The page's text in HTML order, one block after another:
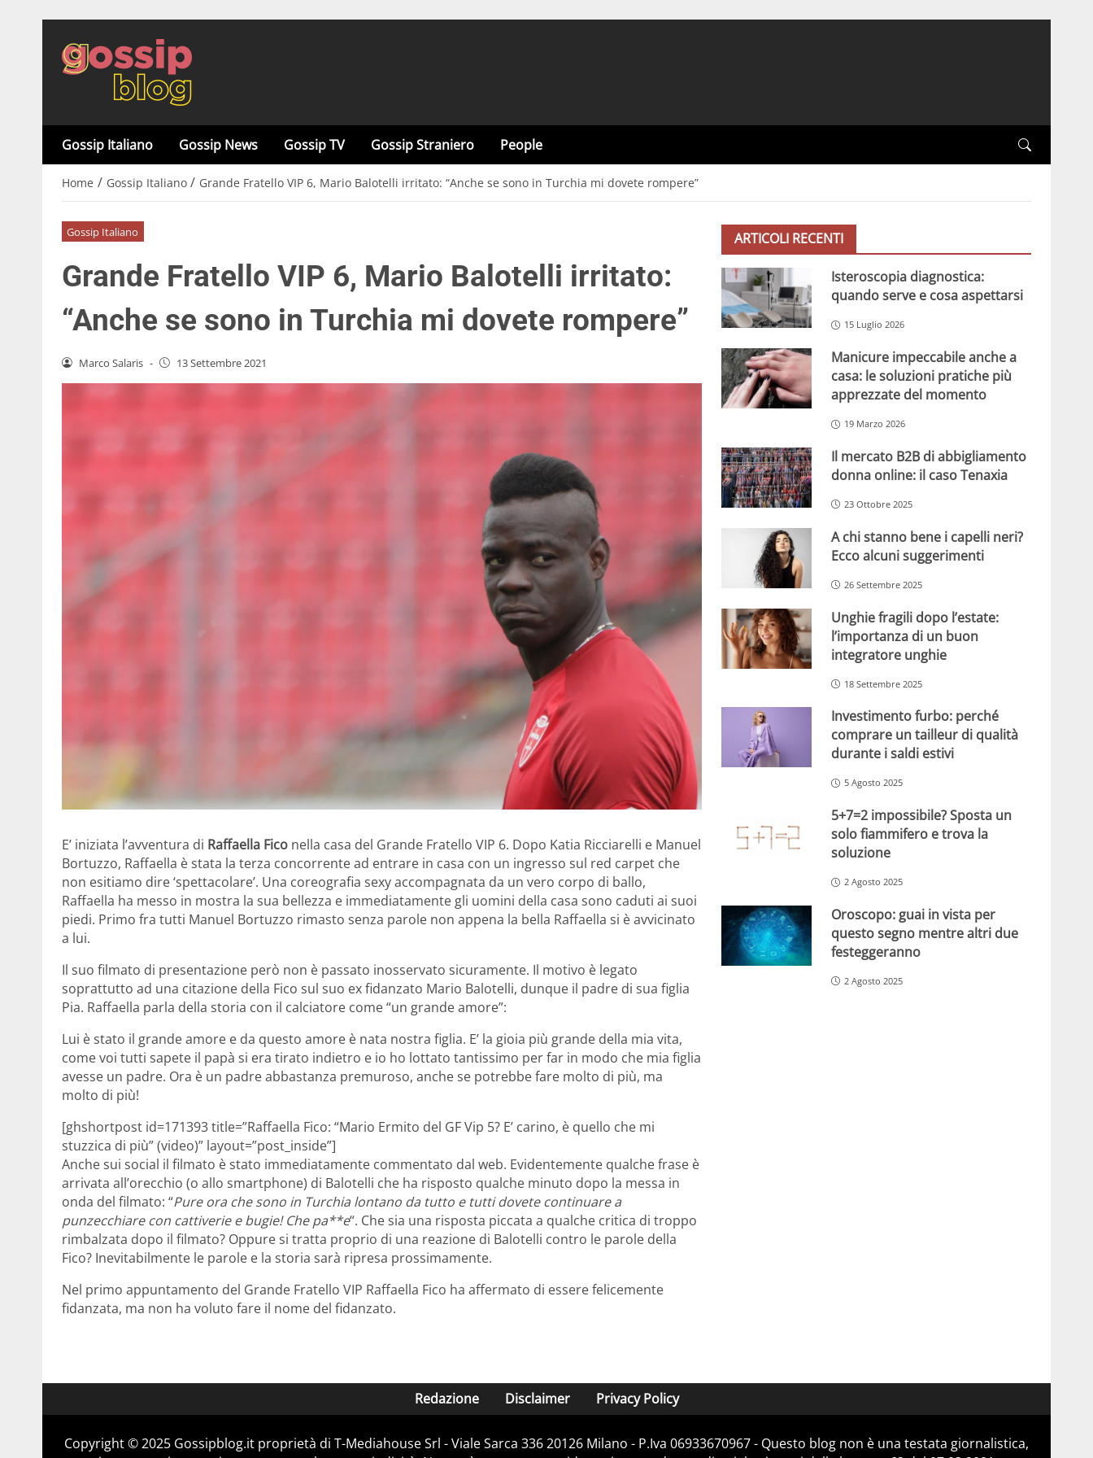
Gossip Italiano Gossip News Gossip TV Gossip Straniero People
Home / Gossip Italiano / Grande Fratello VIP 6, Mario Balotelli irritato: “Anche se sono in Turchia mi dovete rompere”
Gossip Italiano
Grande Fratello VIP 6, Mario Balotelli irritato:
“Anche se sono in Turchia mi dovete rompere”
Marco Salaris - 13 Settembre 2021
E’ iniziata l’avventura di Raffaella Fico nella casa del Grande Fratello VIP 6. Dopo Katia Ricciarelli e Manuel
Bortuzzo, Raffaella è stata la terza concorrente ad entrare in casa con un ingresso sul red carpet che
non esitiamo dire ‘spettacolare’. Una coreografia sexy accompagnata da un vero corpo di ballo,
Raffaella ha messo in mostra la sua bellezza e immediatamente gli uomini della casa sono caduti ai suoi
piedi. Primo fra tutti Manuel Bortuzzo rimasto senza parole non appena la bella Raffaella si è avvicinato
a lui.
Il suo filmato di presentazione però non è passato inosservato sicuramente. Il motivo è legato
soprattutto ad una citazione della Fico sul suo ex fidanzato Mario Balotelli, dunque il padre di sua figlia
Pia. Raffaella parla della storia con il calciatore come “un grande amore”:
Lui è stato il grande amore e da questo amore è nata nostra figlia. E’ la gioia più grande della mia vita,
come voi tutti sapete il papà si era tirato indietro e io ho lottato tantissimo per far in modo che mia figlia
avesse un padre. Ora è un padre abbastanza premuroso, anche se potrebbe fare molto di più, ma
molto di più!
[ghshortpost id=171393 title=”Raffaella Fico: “Mario Ermito del GF Vip 5? E’ carino, è quello che mi
stuzzica di più” (video)” layout=”post_inside”]
Anche sui social il filmato è stato immediatamente commentato dal web. Evidentemente qualche frase è
arrivata all’orecchio (o allo smartphone) di Balotelli che ha risposto qualche minuto dopo la messa in
onda del filmato: “Pure ora che sono in Turchia lontano da tutto e tutti dovete continuare a
punzecchiare con cattiverie e bugie! Che pa**e“. Che sia una risposta piccata a qualche critica di troppo
rimbalzata dopo il filmato? Oppure si tratta proprio di una reazione di Balotelli contro le parole della
Fico? Inevitabilmente le parole e la storia sarà ripresa prossimamente.
Nel primo appuntamento del Grande Fratello VIP Raffaella Fico ha affermato di essere felicemente
fidanzata, ma non ha voluto fare il nome del fidanzato.
ARTICOLI RECENTI
Isteroscopia diagnostica:
quando serve e cosa aspettarsi
15 Luglio 2026
Manicure impeccabile anche a
casa: le soluzioni pratiche più
apprezzate del momento
19 Marzo 2026
Il mercato B2B di abbigliamento
donna online: il caso Tenaxia
23 Ottobre 2025
A chi stanno bene i capelli neri?
Ecco alcuni suggerimenti
26 Settembre 2025
Unghie fragili dopo l’estate:
l’importanza di un buon
integratore unghie
18 Settembre 2025
Investimento furbo: perché
comprare un tailleur di qualità
durante i saldi estivi
5 Agosto 2025
5+7=2 impossibile? Sposta un
solo fiammifero e trova la
soluzione
2 Agosto 2025
Oroscopo: guai in vista per
questo segno mentre altri due
festeggeranno
2 Agosto 2025
Redazione Disclaimer Privacy Policy
Copyright © 2025 Gossipblog.it proprietà di T-Mediahouse Srl - Viale Sarca 336 20126 Milano - P.Iva 06933670967 - Questo blog non è una testata giornalistica,